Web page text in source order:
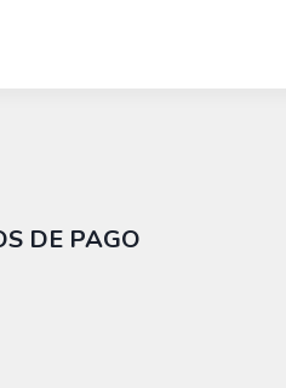
DE PAGO